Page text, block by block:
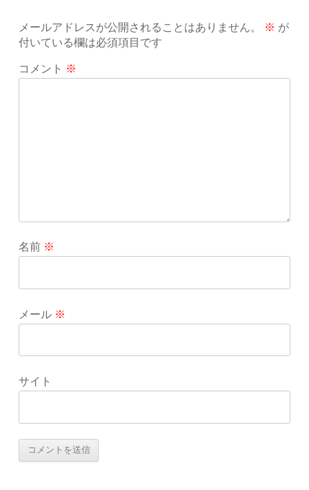
メールアドレスが公開されることはありません。 ※ が
付いている欄は必須項目です
コメント ※
名前 ※
メール ※
サイト